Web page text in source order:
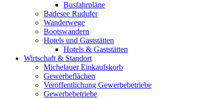
Busfahrpläne
Badesee Rudufer
Wanderwege
Bootswandern
Hotels und Gaststätten
Hotels & Gaststätten
Wirtschaft & Standort
Michelauer Einkaufskorb
Gewerbeflächen
Veröffentlichung Gewerbebetriebe
Gewerbebetriebe